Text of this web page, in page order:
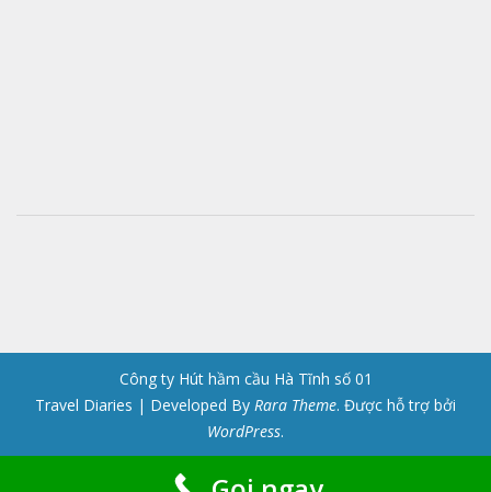
Công ty Hút hầm cầu Hà Tĩnh số 01
Travel Diaries | Developed By Rara Theme. Được hỗ trợ bởi
WordPress.